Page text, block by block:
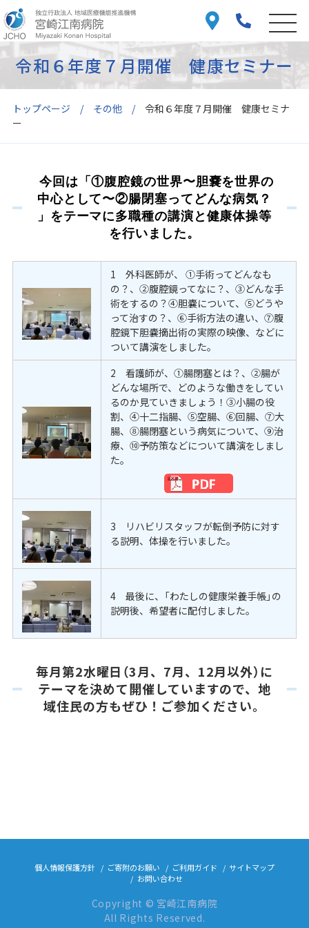
トップページ その他
令和６年度７月開催 健康セミナ
ー
令和６年度７月開催 健康セミナー
今回は「①腹腔鏡の世界〜胆嚢を世界の
中心として〜②腸閉塞ってどんな病気？
」をテーマに多職種の講演と健康体操等
を行いました。
1 外科医師が、 ①手術ってどんなも
の？、②腹腔鏡ってなに？、③どんな手
術をするの？④胆嚢について、⑤どうや
って治すの？、⑥手術方法の違い、⑦腹
腔鏡下胆嚢摘出術の実際の映像、などに
ついて講演をしました。
2 看護師が、①腸閉塞とは？、②腸が
どんな場所で、どのような働きをしてい
るのか見ていきましょう！③小腸の役
割、④十二指腸、⑤空腸、⑥回腸、⑦大
腸、⑧腸閉塞という病気について、⑨治
療、⑩予防策などについて講演をしまし
た。
3 リハビリスタッフが転倒予防に対す
る説明、体操を行いました。
4 最後に、「わたしの健康栄養手帳」の
説明後、希望者に配付しました。
毎月第2水曜日（3月、7月、12月以外）に
テーマを決めて開催していますので、地
域住民の方もぜひ！ご参加ください。
個人情報保護方針 ご寄附のお願い ご利用ガイド
サイトマップ
お問い合わせ
Copyright © 宮崎江南病院
All Rights Reserved.